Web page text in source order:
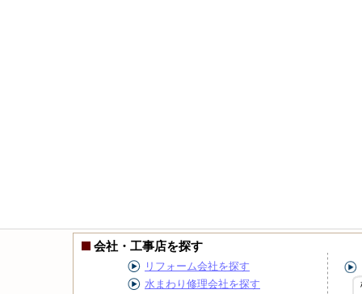
会社・工事店を探す
リフォーム会社を探す
水まわり修理会社を探す